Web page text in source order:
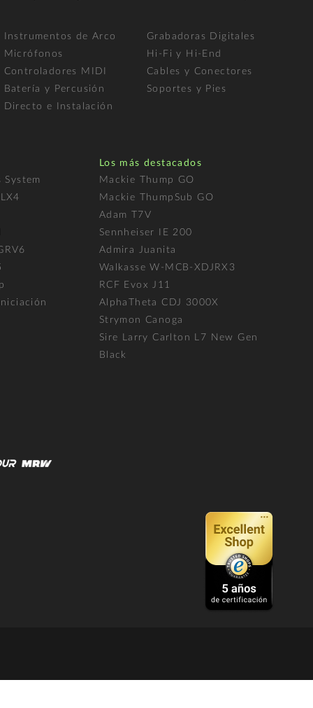
Instrumentos de Arco
Micrófonos
Controladores MIDI
Batería y Percusión
Directo e Instalación
Grabadoras Digitales
Hi-Fi y Hi-End
Cables y Conectores
Soportes y Pies
Los más destacados
Mackie Thump GO
Mackie ThumpSub GO
Adam T7V
Sennheiser IE 200
Admira Juanita
Walkasse W-MCB-XDJRX3
RCF Evox J11
AlphaTheta CDJ 3000X
Strymon Canoga
Sire Larry Carlton L7 New Gen
Black